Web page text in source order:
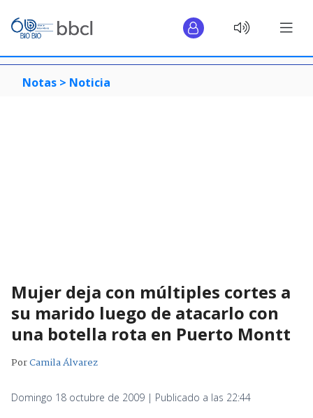
Notas > Noticia
Mujer deja con múltiples cortes a
su marido luego de atacarlo con
una botella rota en Puerto Montt
PorCamila Álvarez
Domingo 18 octubre de 2009 | Publicado a las 22:44